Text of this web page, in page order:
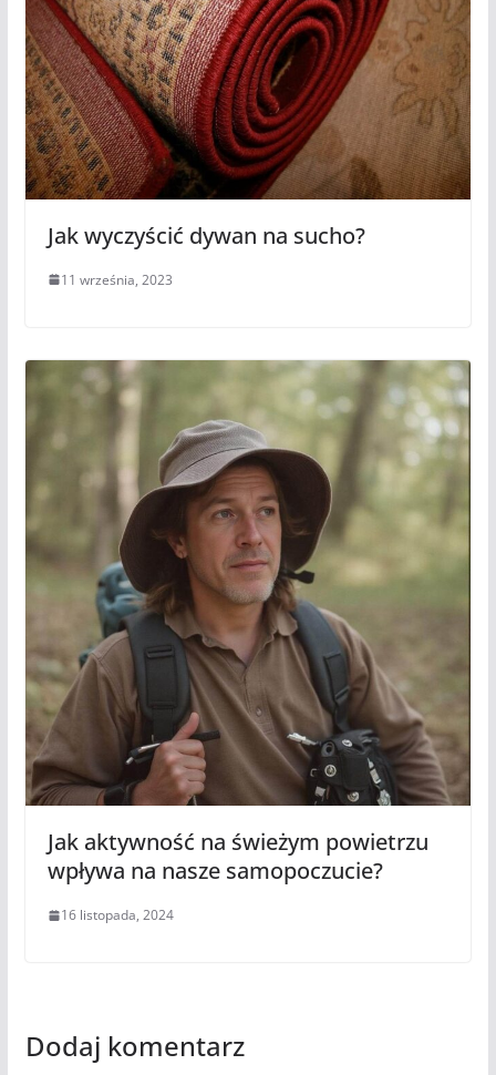
Jak wyczyścić dywan na sucho?
11 września, 2023
Jak aktywność na świeżym powietrzu
wpływa na nasze samopoczucie?
16 listopada, 2024
Dodaj komentarz